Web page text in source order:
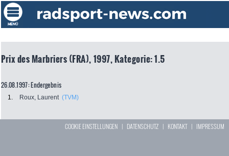
Prix des Marbriers (FRA), 1997, Kategorie: 1.5
26.08.1997: Endergebnis
1. Roux, Laurent (TVM)
COOKIE EINSTELLUNGEN | DATENSCHUTZ | KONTAKT| IMPRESSUM